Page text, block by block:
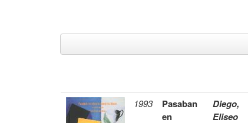
1993
Pasaban
en
Diego,
Eliseo